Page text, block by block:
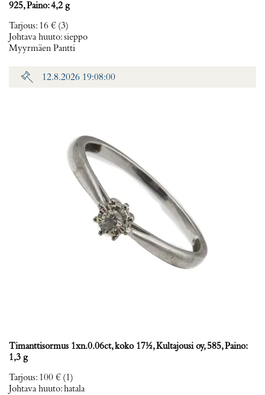
925, Paino: 4,2 g
Tarjous: 16 € (3)
Johtava huuto:sieppo
Myyrmäen Pantti
12.8.2026 19:08:00
Timanttisormus 1xn.0.06ct, koko 17½, Kultajousi oy, 585, Paino:
1,3 g
Tarjous: 100 € (1)
Johtava huuto:hatala